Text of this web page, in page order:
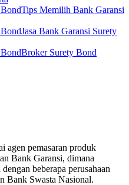
Tips Memilih Bank Garansi
Jasa Bank Garansi Surety
Broker Surety Bond
agen pemasaran produk
Bank Garansi, dimana
beberapa perusahaan
Bank Swasta Nasional.